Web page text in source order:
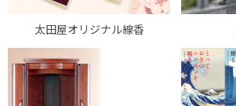
太田屋オリジナル線香